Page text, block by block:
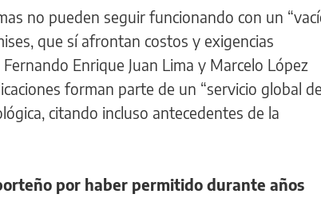
no pueden seguir funcionando con un
que sí afrontan costos y exigencias
Enrique Juan Lima y Marcelo López
forman parte de un “servicio global de
citando incluso antecedentes de la
por haber permitido durante años